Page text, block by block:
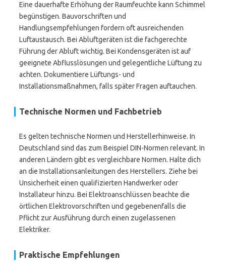
Eine dauerhafte Erhöhung der Raumfeuchte kann Schimmel
begünstigen. Bauvorschriften und
Handlungsempfehlungen fordern oft ausreichenden
Luftaustausch. Bei Abluftgeräten ist die fachgerechte
Führung der Abluft wichtig. Bei Kondensgeräten ist auf
geeignete Abflusslösungen und gelegentliche Lüftung zu
achten. Dokumentiere Lüftungs- und
Installationsmaßnahmen, falls später Fragen auftauchen.
Technische Normen und Fachbetrieb
Es gelten technische Normen und Herstellerhinweise. In
Deutschland sind das zum Beispiel DIN-Normen relevant. In
anderen Ländern gibt es vergleichbare Normen. Halte dich
an die Installationsanleitungen des Herstellers. Ziehe bei
Unsicherheit einen qualifizierten Handwerker oder
Installateur hinzu. Bei Elektroanschlüssen beachte die
örtlichen Elektrovorschriften und gegebenenfalls die
Pflicht zur Ausführung durch einen zugelassenen
Elektriker.
Praktische Empfehlungen